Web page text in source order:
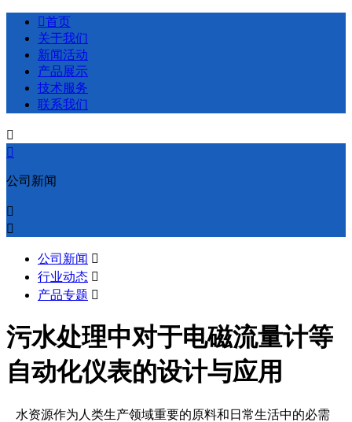
首页
关于我们
新闻活动
产品展示
技术服务
联系我们


公司新闻


公司新闻 
行业动态 
产品专题 
污水处理中对于电磁流量计等
自动化仪表的设计与应用
水资源作为人类生产领域重要的原料和日常生活中的必需